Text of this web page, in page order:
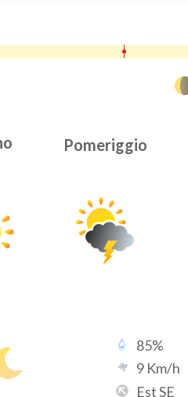
Pomeriggio
85%
9 Km/h
Est SE